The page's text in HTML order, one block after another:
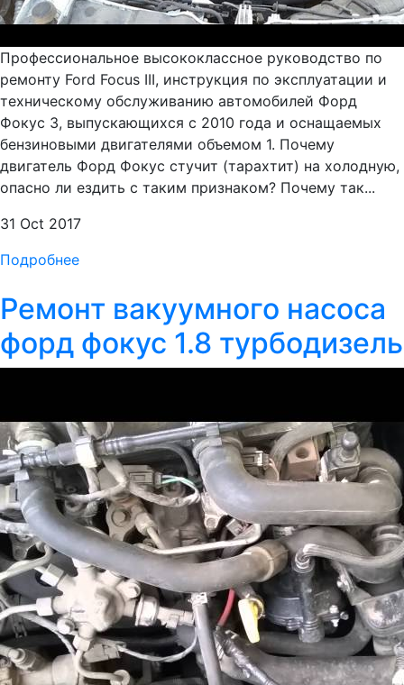
Профессиональное высококлассное руководство по
ремонту Ford Focus III, инструкция по эксплуатации и
техническому обслуживанию автомобилей Форд
Фокус 3, выпускающихся с 2010 года и оснащаемых
бензиновыми двигателями объемом 1. Почему
двигатель Форд Фокус стучит (тарахтит) на холодную,
опасно ли ездить с таким признаком? Почему так...
31 Oct 2017
Подробнее
Ремонт вакуумного насоса
форд фокус 1.8 турбодизель